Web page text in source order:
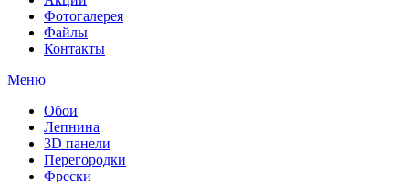
Фотогалерея
Файлы
Контакты
Меню
Обои
Лепнина
3D панели
Перегородки
Фрески